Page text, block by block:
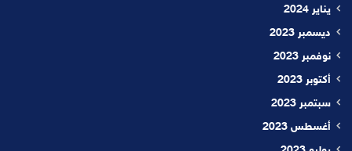
يناير 2024
ديسمبر 2023
نوفمبر 2023
أكتوبر 2023
سبتمبر 2023
أغسطس 2023